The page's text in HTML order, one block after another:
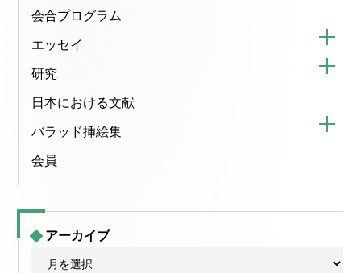
会合プログラム
エッセイ
研究
日本における文献
バラッド挿絵集
会員
アーカイブ